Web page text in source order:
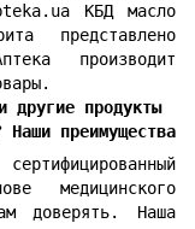
КБД масло
представлено
производит
другие продукты
Наши преимущества
медицинского
доверять. Наша